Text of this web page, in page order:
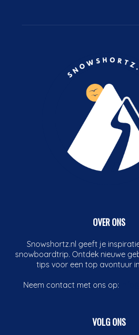
OVER ONS
Snowshortz.nl geeft je
snowboardtrip. Ontdek nieuwe
tips voor een top avontuur
Neem contact met ons op:
VOLG ONS